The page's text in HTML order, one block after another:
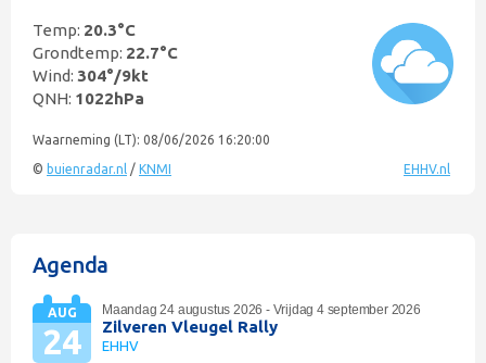
Temp: 20.3°C
Grondtemp: 22.7°C
Wind: 304°/9kt
QNH: 1022hPa
Waarneming (LT): 08/06/2026 16:20:00
© buienradar.nl / KNMI EHHV.nl
Agenda
AUG
24
Maandag 24 augustus 2026 - Vrijdag 4 september 2026
Zilveren Vleugel Rally
EHHV